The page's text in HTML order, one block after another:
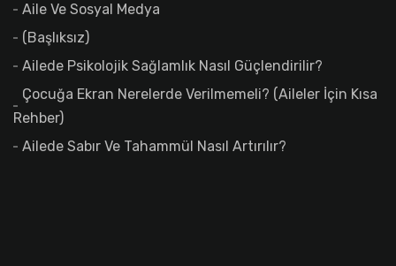
Aile Ve Sosyal Medya
(başlıksız)
Ailede Psikolojik Sağlamlık Nasıl Güçlendirilir?
Çocuğa Ekran Nerelerde Verilmemeli? (Aileler İçin Kısa
Rehber)
Ailede Sabır Ve Tahammül Nasıl Artırılır?